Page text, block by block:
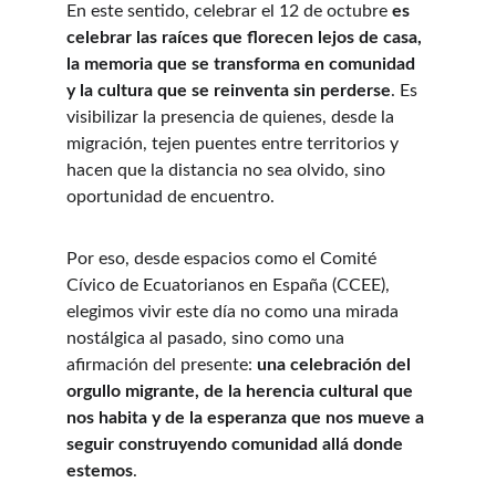
En este sentido, celebrar el 12 de octubre es
celebrar las raíces que florecen lejos de casa,
la memoria que se transforma en comunidad
y la cultura que se reinventa sin perderse. Es
visibilizar la presencia de quienes, desde la
migración, tejen puentes entre territorios y
hacen que la distancia no sea olvido, sino
oportunidad de encuentro.
Por eso, desde espacios como el Comité
Cívico de Ecuatorianos en España (CCEE),
elegimos vivir este día no como una mirada
nostálgica al pasado, sino como una
afirmación del presente: una celebración del
orgullo migrante, de la herencia cultural que
nos habita y de la esperanza que nos mueve a
seguir construyendo comunidad allá donde
estemos.